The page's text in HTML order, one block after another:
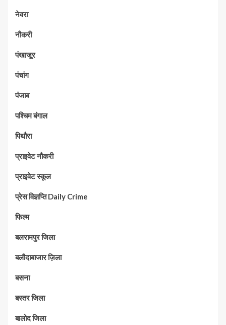
नेवरा
नौकरी
पंखाजूर
पंचांग
पंजाब
पश्चिम बंगाल
पिथौरा
प्राइवेट नौकरी
प्राइवेट स्कूल
प्रेस विज्ञप्ति Daily Crime
फिल्म
बलरामपुर जिला
बलौदाबाजार ज़िला
बसना
बस्तर जिला
बालोद जिला